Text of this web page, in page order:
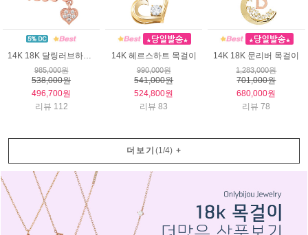
14K 18K 달링러브하트 목걸이
985,000원
538,000원
496,700원
리뷰 112
14K 헤르스하트 목걸이
990,000원
541,000원
524,800원
리뷰 83
14K 18K 문리버 목걸이
1,283,000원
701,000원
680,000원
리뷰 78
더보기 (1 /4)+